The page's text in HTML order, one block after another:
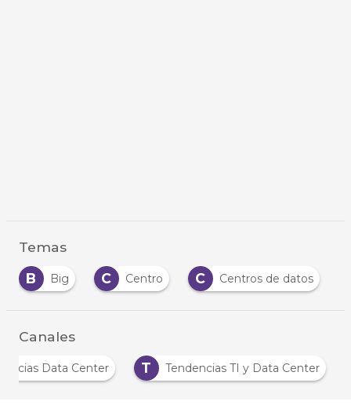
Temas
C
Centro C Centros de datos C Cloud
Canales
N
Noticias Data Center T Tendencias TI y Data